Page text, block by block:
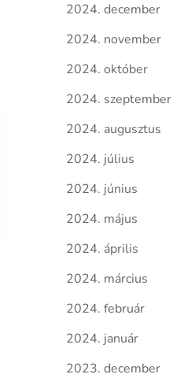
2024. december
2024. november
2024. október
2024. szeptember
2024. augusztus
2024. július
2024. június
2024. május
2024. április
2024. március
2024. február
2024. január
2023. december